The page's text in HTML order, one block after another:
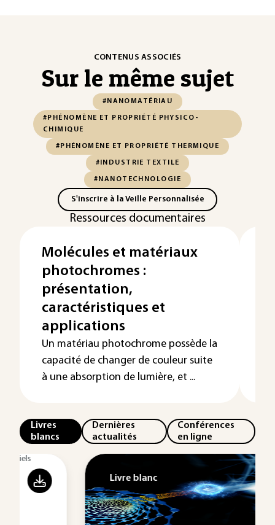
CONTENUS ASSOCIÉS
Sur le même sujet
#NANOMATÉRIAU
#PHÉNOMÈNE ET PROPRIÉTÉ PHYSICO-
CHIMIQUE
#PHÉNOMÈNE ET PROPRIÉTÉ THERMIQUE
#INDUSTRIE TEXTILE
#NANOTECHNOLOGIE
S'inscrire à la Veille Personnalisée
Ressources documentaires
Molécules et matériaux
photochromes :
présentation,
caractéristiques et
applications
Un matériau photochrome possède la
capacité de changer de couleur suite
à une absorption de lumière, et ...
Livres
blancs
Dernières
actualités
Conférences
en ligne